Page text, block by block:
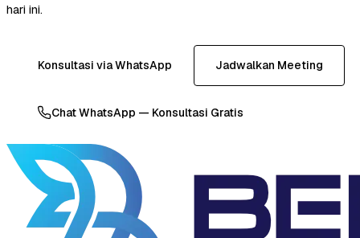
hari ini.
Konsultasi via WhatsApp Jadwalkan Meeting
Chat WhatsApp — Konsultasi Gratis